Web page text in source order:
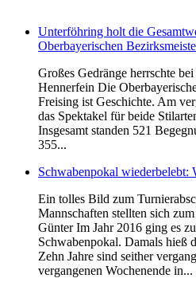
Unterföhring holt die
Oberbayerischen
Großes Gedränge herrschte
Hennerfein Die
Freising ist Geschichte. Am
das Spektakel für beide
Insgesamt standen 521
355...
Schwabenpokal wiederbelebt:
Ein tolles Bild zum
Mannschaften stellten sich
Günter Im Jahr 2016 ging es
Schwabenpokal. Damals hieß
Zehn Jahre sind seither
vergangenen Wochenende in...